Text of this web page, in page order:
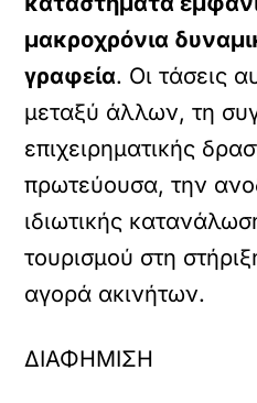
μακροχρόνια
γραφεία. Οι τάσεις
μεταξύ άλλων, τη
επιχειρηματικής
πρωτεύουσα, την
ιδιωτικής
τουρισμού στη
αγορά ακινήτων.
ΔΙΑΦΗΜΙΣΗ